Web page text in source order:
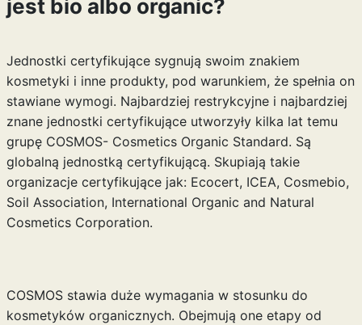
jest bio albo organic?
Jednostki certyfikujące sygnują swoim znakiem
kosmetyki i inne produkty, pod warunkiem, że spełnia on
stawiane wymogi. Najbardziej restrykcyjne i najbardziej
znane jednostki certyfikujące utworzyły kilka lat temu
grupę COSMOS- Cosmetics Organic Standard. Są
globalną jednostką certyfikującą. Skupiają takie
organizacje certyfikujące jak: Ecocert, ICEA, Cosmebio,
Soil Association, International Organic and Natural
Cosmetics Corporation.
COSMOS stawia duże wymagania w stosunku do
kosmetyków organicznych. Obejmują one etapy od